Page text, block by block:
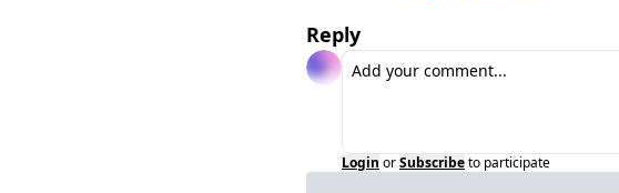
Reply
Login orSubscribeto participate